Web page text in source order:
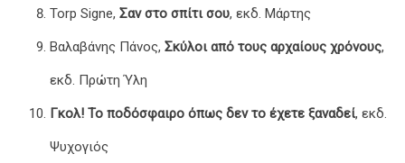
Torp Signe, Σαν στο σπίτι σου, εκδ. Μάρτης
Βαλαβάνης Πάνος, Σκύλοι από τους αρχαίους χρόνους,
εκδ. Πρώτη Ύλη
Γκολ! Το ποδόσφαιρο όπως δεν το έχετε ξαναδεί, εκδ.
Ψυχογιός